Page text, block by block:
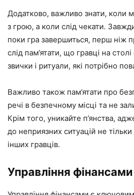
Додатково, важливо знати, коли
з грою, а коли слід чекати.
поки гра завершиться, перш ніж
слід пам’ятати, що гравці на
звички і ритуали, які потрібно
Важливо також пам’ятати про
речі в безпечному місці та не
Крім того, уникайте п’янства,
до неприязних ситуацій не
інших гравців.
Управління фінансами